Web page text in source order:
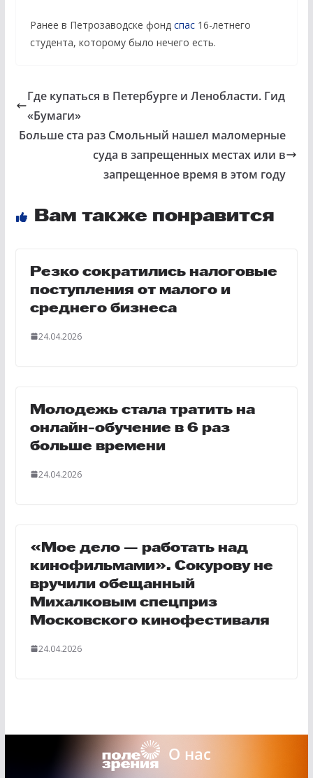
Ранее в Петрозаводске фонд спас16-летнего
студента, которому было нечего есть.
Где купаться в Петербурге и Ленобласти. Гид
«Бумаги»
Больше ста раз Смольный нашел маломерные
суда в запрещенных местах или в
запрещенное время в этом году
Вам также понравится
Резко сократились налоговые
поступления от малого и
среднего бизнеса
24.04.2026
Молодежь стала тратить на
онлайн-обучение в 6 раз
больше времени
24.04.2026
«Мое дело — работать над
кинофильмами». Сокурову не
вручили обещанный
Михалковым спецприз
Московского кинофестиваля
24.04.2026
О нас